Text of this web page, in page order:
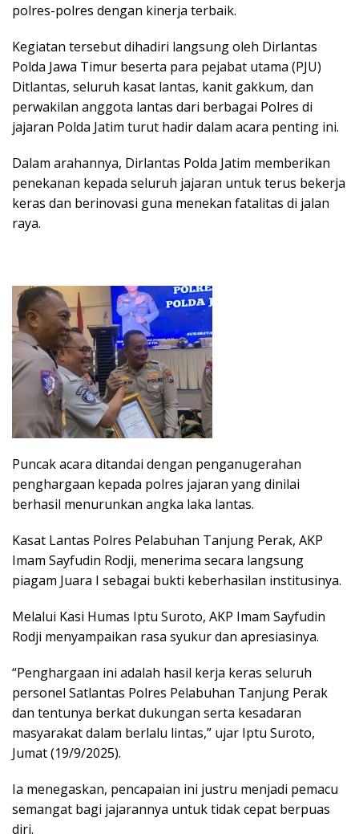
polres-polres dengan kinerja terbaik.
Kegiatan tersebut dihadiri langsung oleh Dirlantas
Polda Jawa Timur beserta para pejabat utama (PJU)
Ditlantas, seluruh kasat lantas, kanit gakkum, dan
perwakilan anggota lantas dari berbagai Polres di
jajaran Polda Jatim turut hadir dalam acara penting ini.
Dalam arahannya, Dirlantas Polda Jatim memberikan
penekanan kepada seluruh jajaran untuk terus bekerja
keras dan berinovasi guna menekan fatalitas di jalan
raya.
Puncak acara ditandai dengan penganugerahan
penghargaan kepada polres jajaran yang dinilai
berhasil menurunkan angka laka lantas.
Kasat Lantas Polres Pelabuhan Tanjung Perak, AKP
Imam Sayfudin Rodji, menerima secara langsung
piagam Juara I sebagai bukti keberhasilan institusinya.
Melalui Kasi Humas Iptu Suroto, AKP Imam Sayfudin
Rodji menyampaikan rasa syukur dan apresiasinya.
“Penghargaan ini adalah hasil kerja keras seluruh
personel Satlantas Polres Pelabuhan Tanjung Perak
dan tentunya berkat dukungan serta kesadaran
masyarakat dalam berlalu lintas,” ujar Iptu Suroto,
Jumat (19/9/2025).
Ia menegaskan, pencapaian ini justru menjadi pemacu
semangat bagi jajarannya untuk tidak cepat berpuas
diri.